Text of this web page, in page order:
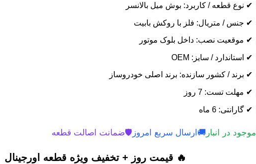
✔ نوع قطعه / کاربرد: بوش میل بالانسر
✔ جنس / متریال: فلز با روکش بابیت
✔ موقعیت نصب: داخل بلوک موتور
✔ استاندارد / سایز: OEM
✔ برند / کشور سازنده: برند اصلی خودروساز
✔ مهلت تست: 7 روز
✔ گارانتی: 6 ماه
موجود در انبار 🚚 ارسال سریع امروز 🛡️ضمانت اصالت قطعه
🔥 قیمت روز + تخفیف ویژه قطعه اورجینال